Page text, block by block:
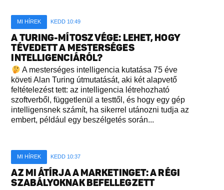
MI HÍREK KEDD 10:49
A TURING-MÍTOSZ VÉGE: LEHET, HOGY
TÉVEDETT A MESTERSÉGES
INTELLIGENCIÁRÓL?
A mesterséges intelligencia kutatása 75 éve
követi Alan Turing útmutatását, aki két alapvető
feltételezést tett: az intelligencia létrehozható
szoftverből, függetlenül a testtől, és hogy egy gép
intelligensnek számít, ha sikerrel utánozni tudja az
embert, például egy beszélgetés során...
MI HÍREK KEDD 10:37
AZ MI ÁTÍRJA A MARKETINGET: A RÉGI
SZABÁLYOKNAK BEFELLEGZETT